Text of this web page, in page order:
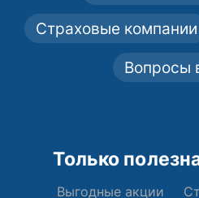
Страховые компании
Вопросы
Только
Выгодные акции